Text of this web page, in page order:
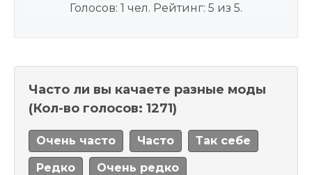
Голосов: 1 чел. Рейтинг: 5 из 5.
Часто ли вы качаете разные моды
(Кол-во голосов: 1271)
Очень часто Часто Так себе
Редко Очень редко